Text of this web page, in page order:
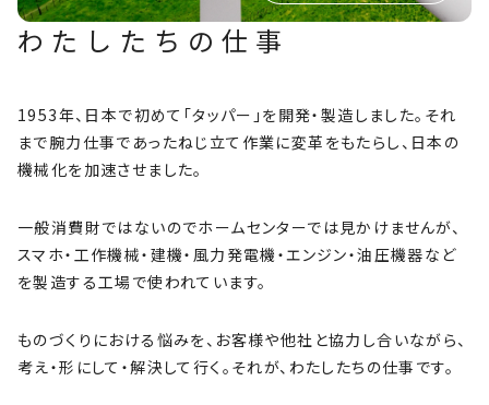
わたしたちの仕事
1953年、日本で初めて「タッパー」を開発・製造しました。それ
まで腕力仕事であったねじ立て作業に変革をもたらし、日本の
機械化を加速させました。
一般消費財ではないのでホームセンターでは見かけませんが、
スマホ・工作機械・建機・風力発電機・エンジン・油圧機器など
を製造する工場で使われています。
ものづくりにおける悩みを、お客様や他社と協力し合いながら、
考え・形にして・解決して行く。それが、わたしたちの仕事です。